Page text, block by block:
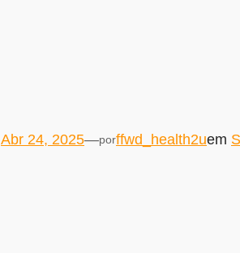
Abr 24, 2025—porffwd_health2uem